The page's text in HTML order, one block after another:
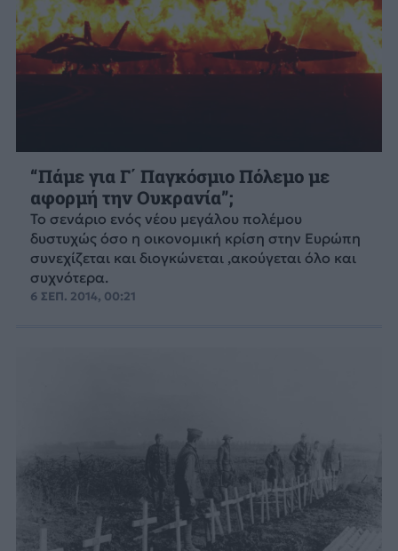
“Πάμε για Γ΄ Παγκόσμιο Πόλεμο με
αφορμή την Ουκρανία”;
Το σενάριο ενός νέου μεγάλου πολέμου
δυστυχώς όσο η οικονομική κρίση στην Ευρώπη
συνεχίζεται και διογκώνεται ,ακούγεται όλο και
συχνότερα.
6 ΣΕΠ. 2014, 00:21